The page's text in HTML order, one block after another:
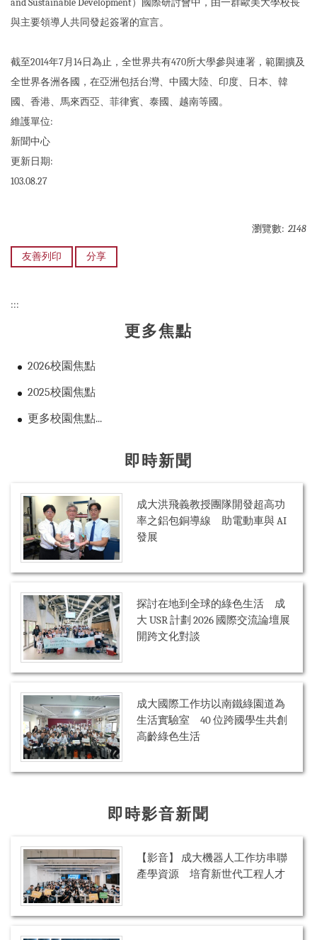
與主要領導人共同發起簽署的宣言。
截至2014年7月14日為止，全世界共有470所大學參與連署，範圍擴及
全世界各洲各國，在亞洲包括台灣、中國大陸、印度、日本、韓
國、香港、馬來西亞、菲律賓、泰國、越南等國。
維護單位:
新聞中心
更新日期:
103.08.27
瀏覽數: 2148
友善列印 分享
:::
更多焦點
2026校園焦點
2025校園焦點
更多校園焦點...
即時新聞
成大洪飛義教授團隊開發超高功
率之鋁包銅導線 助電動車與 AI
發展
探討在地到全球的綠色生活 成
大 USR 計劃 2026 國際交流論壇展
開跨文化對談
成大國際工作坊以南鐵綠園道為
生活實驗室 40 位跨國學生共創
高齡綠色生活
即時影音新聞
【影音】 成大機器人工作坊串聯
產學資源 培育新世代工程人才